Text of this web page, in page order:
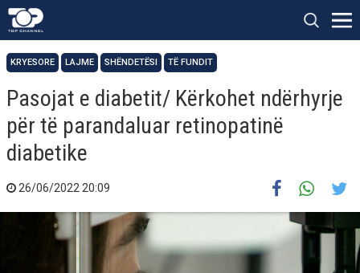
KRYESORE LAJME SHËNDETËSI TË FUNDIT
Pasojat e diabetit/ Kërkohet ndërhyrje
për të parandaluar retinopatinë
diabetike
26/06/2022 20:09